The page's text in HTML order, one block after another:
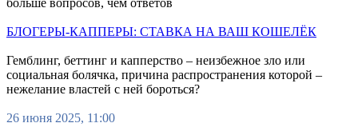
больше вопросов, чем ответов
БЛОГЕРЫ-КАППЕРЫ: СТАВКА НА ВАШ КОШЕЛЁК
Гемблинг, беттинг и капперство – неизбежное зло или
социальная болячка, причина распространения которой –
нежелание властей с ней бороться?
26 июня 2025, 11:00